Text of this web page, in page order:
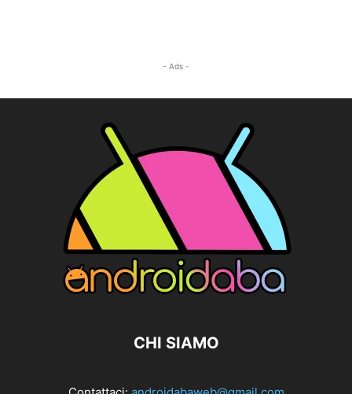
- Ads -
CHI SIAMO